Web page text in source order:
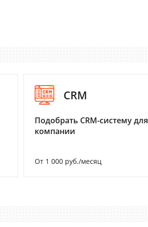
CRM
Подобрать CRM-систему для
компании
От 1 000 руб./месяц